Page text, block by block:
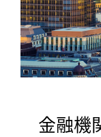
金融機